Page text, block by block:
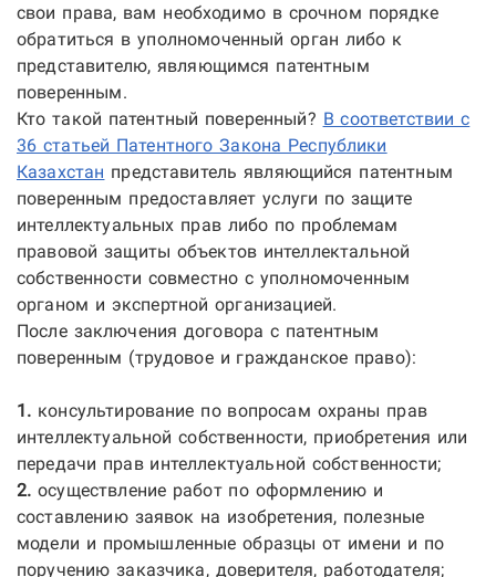
свои права, вам необходимо в срочном порядке
обратиться в уполномоченный орган либо к
представителю, являющимся патентным
поверенным.
Кто такой патентный поверенный? В соответствии с
36 статьей Патентного Закона Республики
Казахстан представитель являющийся патентным
поверенным предоставляет услуги по защите
интеллектуальных прав либо по проблемам
правовой защиты объектов интеллектальной
собственности совместно с уполномоченным
органом и экспертной организацией.
После заключения договора с патентным
поверенным (трудовое и гражданское право):
1. консультирование по вопросам охраны прав
интеллектуальной собственности, приобретения или
передачи прав интеллектуальной собственности;
2. осуществление работ по оформлению и
составлению заявок на изобретения, полезные
модели и промышленные образцы от имени и по
поручению заказчика, доверителя, работодателя;